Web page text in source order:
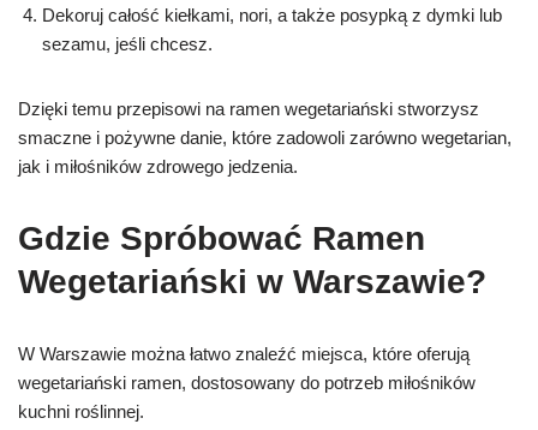
Dekoruj całość kiełkami, nori, a także posypką z dymki lub
sezamu, jeśli chcesz.
Dzięki temu przepisowi na ramen wegetariański stworzysz
smaczne i pożywne danie, które zadowoli zarówno wegetarian,
jak i miłośników zdrowego jedzenia.
Gdzie Spróbować Ramen
Wegetariański w Warszawie?
W Warszawie można łatwo znaleźć miejsca, które oferują
wegetariański ramen, dostosowany do potrzeb miłośników
kuchni roślinnej.